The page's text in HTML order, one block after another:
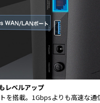
レベルアップ
を搭載。1Gbpsよりも高速な通